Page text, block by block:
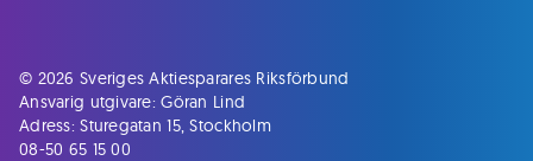
© 2026 Sveriges Aktiesparares Riksförbund
Ansvarig utgivare: Göran Lind
Adress: Sturegatan 15, Stockholm
08-50 65 15 00